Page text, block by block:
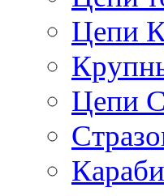
Цепи
Цепи